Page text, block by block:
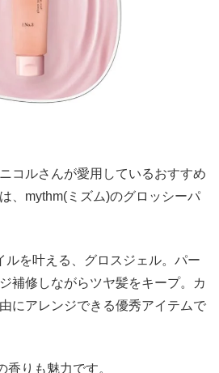
コルさんが愛用しているおすすめ
、mythm(ミズム)のグロッシーパ
ルを叶える、グロスジェル。パー
補修しながらツヤ髪をキープ。カ
にアレンジできる優秀アイテムで
りも魅力です。